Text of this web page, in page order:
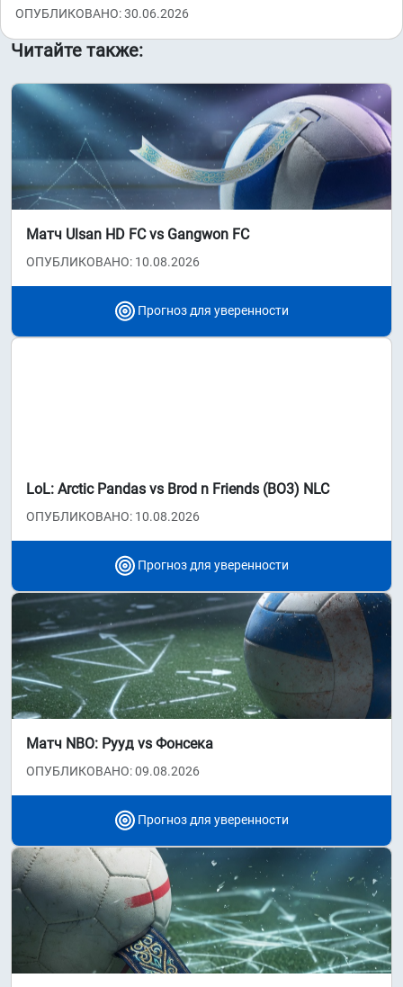
ОПУБЛИКОВАНО: 30.06.2026
Читайте также:
Матч Ulsan HD FC vs Gangwon FC
ОПУБЛИКОВАНО: 10.08.2026
Прогноз для уверенности
LoL: Arctic Pandas vs Brod n Friends (BO3) NLC
ОПУБЛИКОВАНО: 10.08.2026
Прогноз для уверенности
Матч NBO: Рууд vs Фонсека
ОПУБЛИКОВАНО: 09.08.2026
Прогноз для уверенности